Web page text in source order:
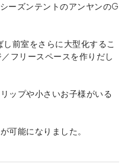
ーズンテントのアンヤンのG
前室をさらに大型化するこ
フリースペースを作りだし
ップや小さいお子様がいる
可能になりました。